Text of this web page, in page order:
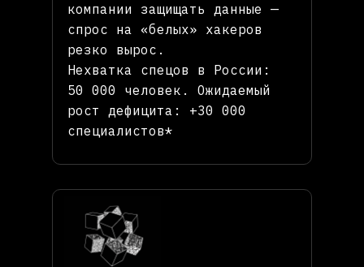
компании защищать данные —
спрос на «белых» хакеров
резко вырос.
Нехватка спецов в России:
50 000 человек. Ожидаемый
рост дефицита: +30 000
специалистов*